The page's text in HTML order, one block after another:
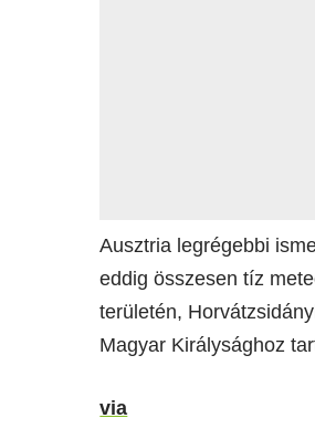
Ausztria legrégebbi
eddig összesen tíz
területén,
Magyar Királysághoz
via